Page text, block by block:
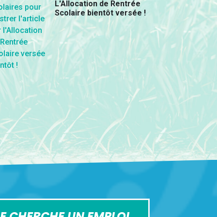
L'Allocation de Rentrée
Scolaire bientôt versée !